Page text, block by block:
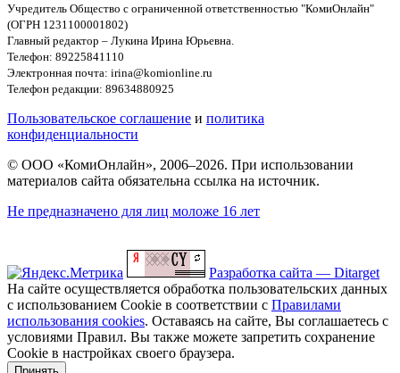
Учредитель Общество с ограниченной ответственностью "КомиОнлайн"
(ОГРН 1231100001802)
Главный редактор – Лукина Ирина Юрьевна.
Телефон: 89225841110
Электронная почта: irina@komionline.ru
Телефон редакции: 89634880925
Пользовательское соглашение и политика
конфиденциальности
© ООО «КомиОнлайн», 2006–2026. При использовании
материалов сайта обязательна ссылка на источник.
Не предназначено для лиц моложе 16 лет
Разработка сайта — Ditarget
На сайте осуществляется обработка пользовательских данных
с использованием Cookie в соответствии с Правилами
использования cookies. Оставаясь на сайте, Вы соглашаетесь с
условиями Правил. Вы также можете запретить сохранение
Cookie в настройках своего браузера.